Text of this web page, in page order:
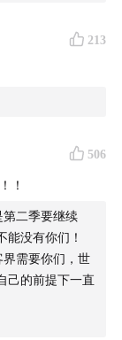
”
213
506
！
二季要继续
能没有你们！
需要你们，世
己的前提下一直